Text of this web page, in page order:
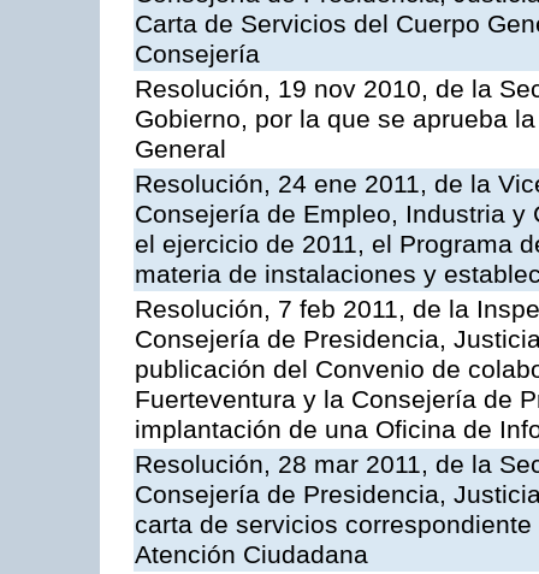
Carta de Servicios del Cuerpo
Consejería
Resolución, 19 nov 2010, de la
Gobierno, por la que se aprueba
General
Resolución, 24 ene 2011, de la
Consejería de Empleo, Industria
el ejercicio de 2011, el Programa
materia de instalaciones y
Resolución, 7 feb 2011, de la
Consejería de Presidencia,
publicación del Convenio de
Fuerteventura y la Consejería de
implantación de una Oficina de
Resolución, 28 mar 2011, de la
Consejería de Presidencia,
carta de servicios
Atención Ciudadana